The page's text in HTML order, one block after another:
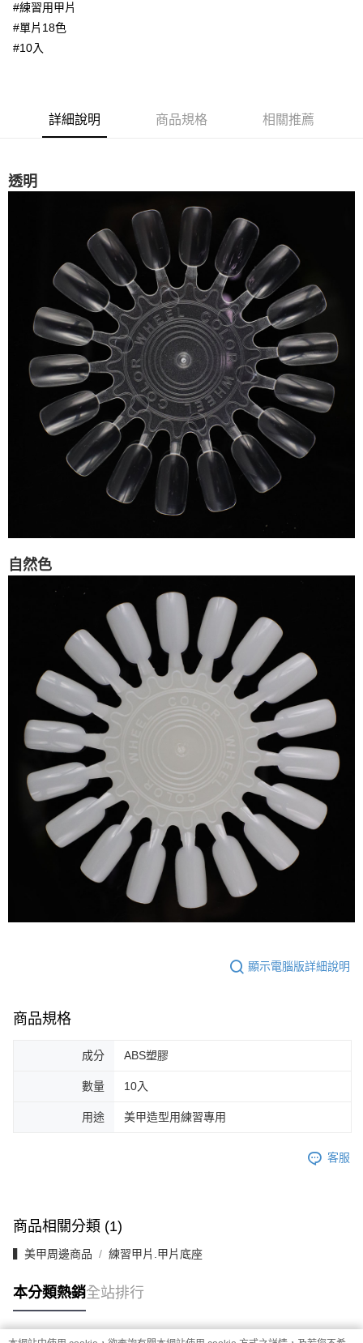
匯豐（台灣）商業銀行
聯邦商業銀行
元大商業銀行
街口支付
悠遊付
【關於「AFTEE先享後付」】
AFTEE先享後付是「在收到商品之後才付款」的支付方式。 讓您購物簡單
２．便利：只要手機號碼，簡訊認證，即可結帳。
３．安心：先確認商品／服務後，再付款。
【「AFTEE先享後付」結帳流程】
１．於結帳方式選擇「AFTEE先享後付」後，將跳轉至「AFTEE先享後付」
結帳頁面，進行簡訊認證並確認金額後，即可完成結帳。
２．訂單成立數日內，您將收到繳費通知簡訊。
３．收到繳費通知簡訊後14天內，點擊此簡訊中的連結，可透過四大超商／
ATM／網路銀行／等多元方式進行付款，方視為交易完成。
※ 請注意：結帳手續完成當下不需立刻繳費，但若您需要取消訂單，請聯絡
購買商品的店家。未經商家同意取消之訂單仍視為有效，需透過AFTEE先享
後付繳納相關費用。
※ 交易是否成功請以「AFTEE先享後付 」之結帳頁面顯示為準，若有關於
是否繳費成功／繳費後需取消欲退款等相關疑問，請聯繫「AFTEE先享後付
客戶支援中心」https://netprotections.freshdesk.com/support/home
【注意事項】
１．透過由恩沛科技股份有限公司提供之「AFTEE先享後付」服務完成之交
易，需依本服務之必要範圍內提供個人資料，並將交易相關給付款項請求債
權轉讓予恩沛科技股份有限公司。
２．關於個人資料處理事宜，請瀏覽以下網址：
https://aftee.tw/terms/#terms3
３．未成年的使用者請事先徵得法定代理人或監護人之同意方可使用
「AFTEE先享後付」，若未經同意申辦者引起之損失，本公司不負相關責
４．使用「AFTEE先享後付」時，將依據個別帳號之用戶狀況，依本公司即
請求用戶進行身份認證。
恩沛科技股份有限公司將有權停止該用戶之使用額度並採取法律行動。
ATM付款
全家取貨付款
每筆NT$70，滿NT$2,500(含以上)免運費
付款後全家取貨
每筆NT$70，滿NT$2,500(含以上)免運費
7-11取貨付款
每筆NT$70，滿NT$2,500(含以上)免運費
付款後7-11取貨
每筆NT$70，滿NT$2,500(含以上)免運費
宅配 (可指定時間)
每筆NT$100，滿NT$2,500(含以上)免運費
每筆NT$100，滿NT$2,500(含以上)免運費
#練習用甲片
#單片18色
#10入
詳細說明 商品規格 相關推薦
透明
自然色
顯示電腦版詳細說明
商品規格
成分 ABS塑膠
數量 10入
用途 美甲造型用練習專用
客服
商品相關分類 (1)
▍美甲周邊商品 練習甲片.甲片底座
本分類熱銷全站排行